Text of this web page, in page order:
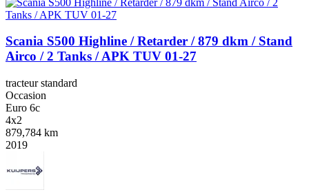
Scania S500 Highline / Retarder / 879 dkm / Stand
Airco / 2 Tanks / APK TUV 01-27
tracteur standard
Occasion
Euro 6c
4x2
879,784 km
2019